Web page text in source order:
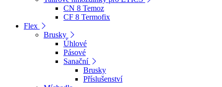
CN 8 Temoz
CF 8 Termofix
Flex
Brusky
Úhlové
Pásové
Sanační
Brusky
Příslušenství